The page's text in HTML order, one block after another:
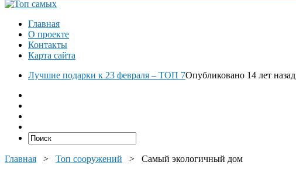
Главная
О проекте
Контакты
Карта сайта
Лучшие подарки к 23 февраля – ТОП 7Опубликовано 14 лет назад
Главная > Топ сооружений > Самый экологичный дом